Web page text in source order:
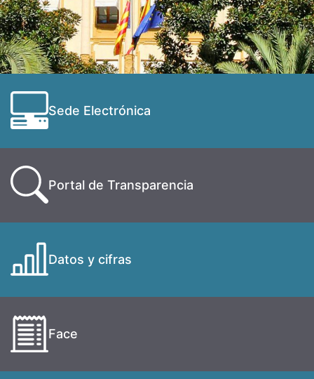
Sede Electrónica
Portal de Transparencia
Datos y cifras
Face